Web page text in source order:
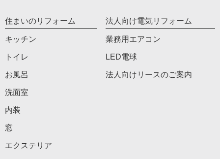
住まいのリフォーム
キッチン
トイレ
お風呂
洗面室
内装
窓
エクステリア
法人向け電気リフォーム
業務用エアコン
LED電球
法人向けリースのご案内